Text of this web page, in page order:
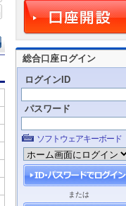
総合口座ログイン
ログインID
パスワード
ソフトウェアキーボード
または